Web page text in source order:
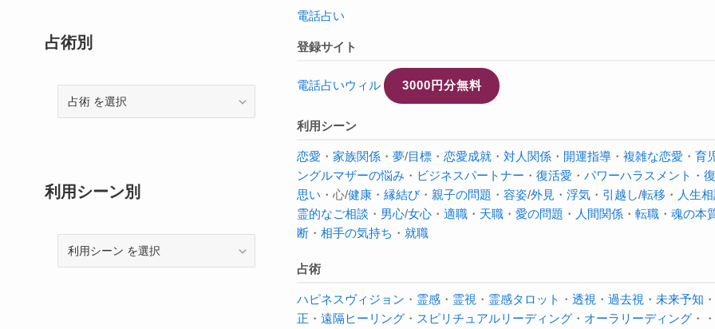
電話占い
登録サイト
電話占いウィル 3000円分無料
利用シーン
恋愛 ・ 家族関係 ・ 夢/目標 ・ 恋愛成就 ・ 対人関係 ・ 開運指導 ・ 複雑な恋愛 ・ 育
ングルマザーの悩み ・ ビジネスパートナー ・ 復活愛 ・ パワーハラスメント ・
思い ・心/健康 ・ 縁結び・ 親子の問題 ・ 容姿/外見 ・ 浮気 ・ 引越し/転移 ・ 人生
霊的なご相談 ・ 男心/女心 ・ 適職 ・ 天職 ・ 愛の問題 ・ 人間関係 ・ 転職 ・ 魂の本
断 ・ 相手の気持ち ・ 就職
占術
ハピネスヴィジョン ・ 霊感 ・ 霊視 ・ 霊感タロット ・ 透視 ・ 過去視 ・ 未来予知 ・
正 ・ 遠隔ヒーリング ・ スピリチュアルリーディング ・ オーラ リーディング ・・
占術別
術
利用シーン別